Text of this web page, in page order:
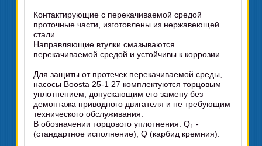
Контактирующие с перекачиваемой средой
проточные части, изготовлены из нержавеющей
стали.
Направляющие втулки смазываются
перекачиваемой средой и устойчивы к коррозии.
Для защиты от протечек перекачиваемой среды,
насосы Boosta 25-1 27 комплектуются торцовым
уплотнением, допускающим его замену без
демонтажа приводного двигателя и не требующим
технического обслуживания.
В обозначении торцового уплотнения: Q1 -
(стандартное исполнение), Q (карбид кремния).